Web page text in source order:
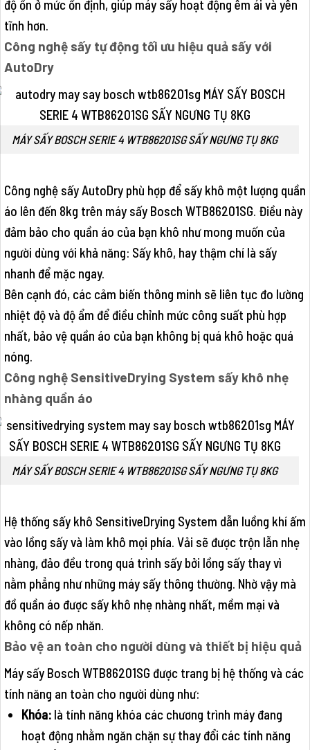
độ ồn ở mức ổn định, giúp máy sấy hoạt động êm ái và yên
tĩnh hơn.
Công nghệ sấy tự động tối ưu hiệu quả sấy với
AutoDry
MÁY SẤY BOSCH SERIE 4 WTB86201SG SẤY NGƯNG TỤ 8KG
Công nghệ sấy AutoDry phù hợp để sấy khô một lượng quần
áo lên đến 8kg trên máy sấy Bosch WTB86201SG. Điều này
đảm bảo cho quần áo của bạn khô như mong muốn của
người dùng với khả năng: Sấy khô, hay thậm chí là sấy
nhanh để mặc ngay.
Bên cạnh đó, các cảm biến thông minh sẽ liên tục đo lường
nhiệt độ và độ ẩm để điều chỉnh mức công suất phù hợp
nhất, bảo vệ quần áo của bạn không bị quá khô hoặc quá
nóng.
Công nghệ SensitiveDrying System sấy khô nhẹ
nhàng quần áo
MÁY SẤY BOSCH SERIE 4 WTB86201SG SẤY NGƯNG TỤ 8KG
Hệ thống sấy khô SensitiveDrying System dẫn luồng khí ấm
vào lồng sấy và làm khô mọi phía. Vải sẽ được trộn lẫn nhẹ
nhàng, đảo đều trong quá trình sấy bởi lồng sấy thay vì
nằm phẳng như những máy sấy thông thường. Nhờ vậy mà
đồ quần áo được sấy khô nhẹ nhàng nhất, mềm mại và
không có nếp nhăn.
Bảo vệ an toàn cho người dùng và thiết bị hiệu quả
Máy sấy Bosch WTB86201SG được trang bị hệ thống và các
tính năng an toàn cho người dùng như:
Khóa:là tính năng khóa các chương trình máy đang
hoạt động nhằm ngăn chặn sự thay đổi các tính năng